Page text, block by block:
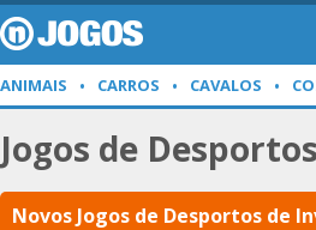
ANIMAIS CARROS CAVALOS
Jogos de
Novos Jogos de Desportos de